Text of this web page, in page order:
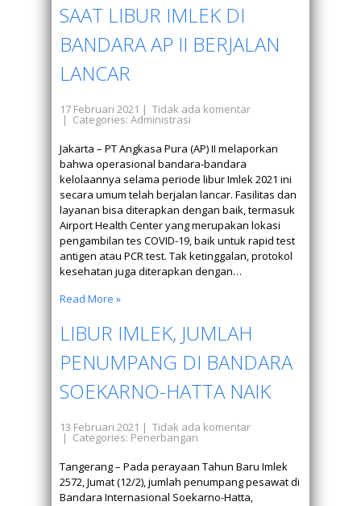
SAAT LIBUR IMLEK DI
BANDARA AP II BERJALAN
LANCAR
17 Februari 2021 | Tidak ada komentar
| Categories: Administrasi
Jakarta – PT Angkasa Pura (AP) II melaporkan
bahwa operasional bandara-bandara
kelolaannya selama periode libur Imlek 2021 ini
secara umum telah berjalan lancar. Fasilitas dan
layanan bisa diterapkan dengan baik, termasuk
Airport Health Center yang merupakan lokasi
pengambilan tes COVID-19, baik untuk rapid test
antigen atau PCR test. Tak ketinggalan, protokol
kesehatan juga diterapkan dengan…
Read More »
LIBUR IMLEK, JUMLAH
PENUMPANG DI BANDARA
SOEKARNO-HATTA NAIK
13 Februari 2021 | Tidak ada komentar
| Categories: Penerbangan
Tangerang – Pada perayaan Tahun Baru Imlek
2572, Jumat (12/2), jumlah penumpang pesawat di
Bandara Internasional Soekarno-Hatta,